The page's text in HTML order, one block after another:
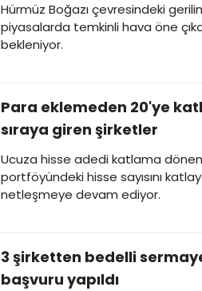
Hürmüz Boğazı çevresindeki
piyasalarda temkinli hava öne
bekleniyor.
Para eklemeden 20'ye
sıraya giren şirketler
Ucuza hisse adedi katlama
portföyündeki hisse sayısını
netleşmeye devam ediyor.
3 şirketten bedelli
başvuru yapıldı